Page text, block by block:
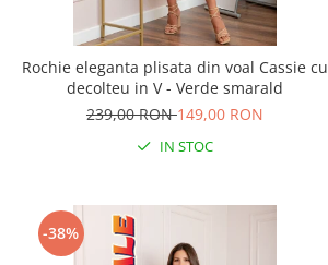
Rochie eleganta plisata din voal Cassie cu
decolteu in V - Verde smarald
239,00 RON149,00 RON
IN STOC
-38%